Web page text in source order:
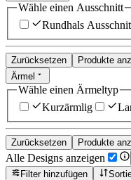
Wähle einen Ausschnitt
Rundhals
Zurücksetzen
Produkte
Ärmel
Wähle einen Ärmeltyp
Kurzärmlig
Zurücksetzen Produkte
Alle Designs anzeigen
Filter hinzufügen